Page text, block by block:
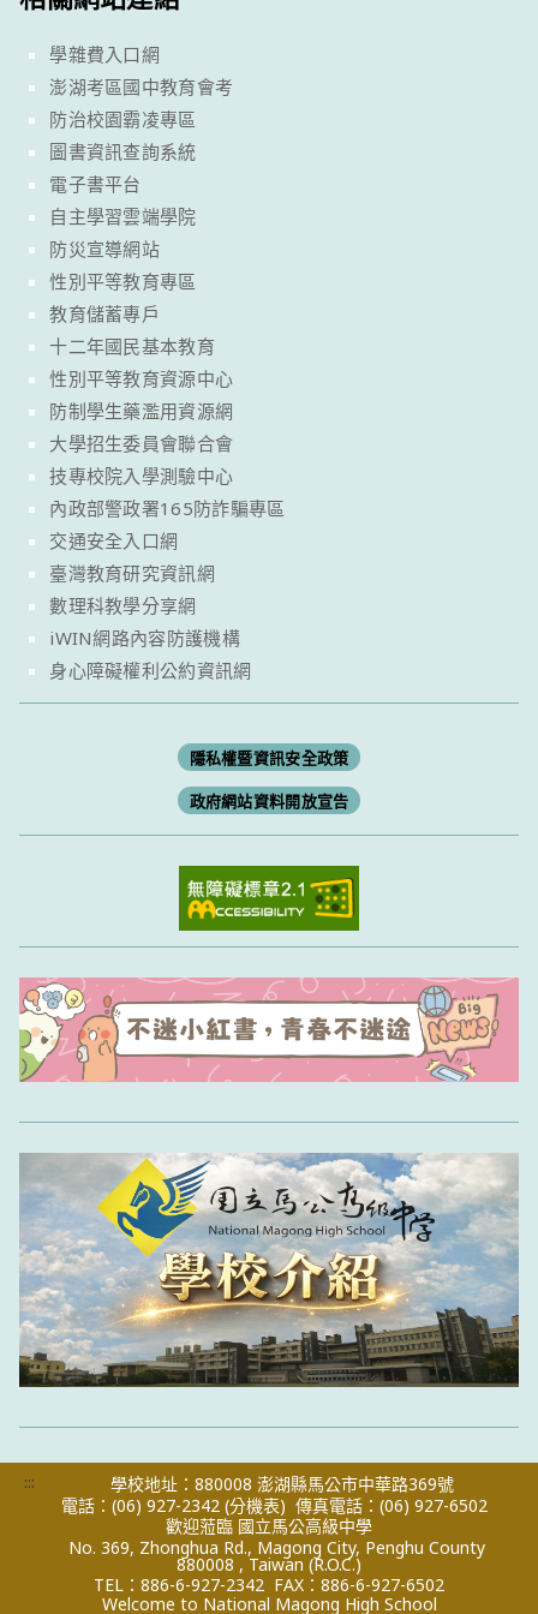
學雜費入口網
澎湖考區國中教育會考
防治校園霸凌專區
圖書資訊查詢系統
電子書平台
自主學習雲端學院
防災宣導網站
性別平等教育專區
教育儲蓄專戶
十二年國民基本教育
性別平等教育資源中心
防制學生藥濫用資源網
大學招生委員會聯合會
技專校院入學測驗中心
內政部警政署165防詐騙專區
交通安全入口網
臺灣教育研究資訊網
數理科教學分享網
iWIN網路內容防護機構
身心障礙權利公約資訊網
隱私權暨資訊安全政策
政府網站資料開放宣告
:::
學校地址：880008 澎湖縣馬公市中華路369號
電話：(06) 927-2342 (分機表) 傳真電話：(06) 927-6502
歡迎蒞臨 國立馬公高級中學
No. 369, Zhonghua Rd., Magong City, Penghu County
880008 , Taiwan (R.O.C.)
TEL：886-6-927-2342 FAX：886-6-927-6502
Welcome to National Magong High School